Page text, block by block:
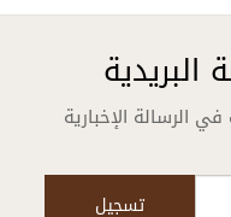
البريدية
الرسالة الإخبارية